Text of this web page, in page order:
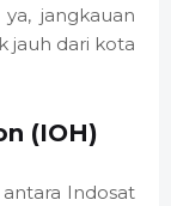
jangkauan
jauh dari kota
(IOH)
Indosat